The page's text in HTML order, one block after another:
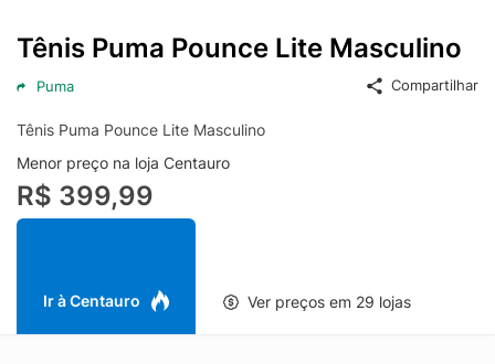
Tênis Puma Pounce Lite Masculino
Puma Compartilhar
Tênis Puma Pounce Lite Masculino
Menor preço na loja Centauro
R$ 399,99
Ir à Centauro Ver preços em 29 lojas